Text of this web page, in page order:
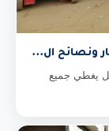
ونصائح ال...
يغطي جميع